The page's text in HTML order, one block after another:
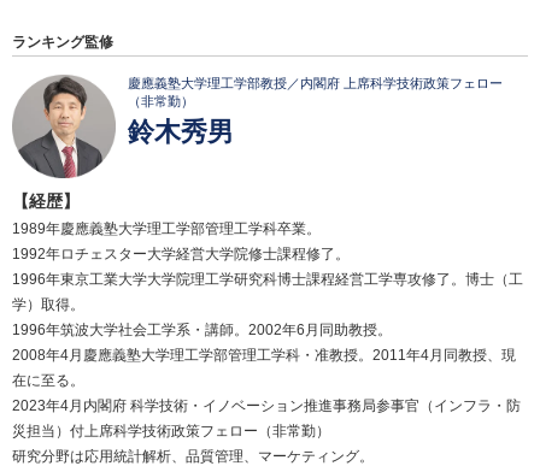
ランキング監修
慶應義塾大学理工学部教授／内閣府 上席科学技術政策フェロー
（非常勤）
鈴木秀男
【経歴】
1989年慶應義塾大学理工学部管理工学科卒業。
1992年ロチェスター大学経営大学院修士課程修了。
1996年東京工業大学大学院理工学研究科博士課程経営工学専攻修了。博士（工
学）取得。
1996年筑波大学社会工学系・講師。2002年6月同助教授。
2008年4月慶應義塾大学理工学部管理工学科・准教授。2011年4月同教授、現
在に至る。
2023年4月内閣府 科学技術・イノベーション推進事務局参事官（インフラ・防
災担当）付上席科学技術政策フェロー（非常勤）
研究分野は応用統計解析、品質管理、マーケティング。